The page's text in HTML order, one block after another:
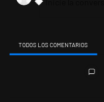
TODOS LOS COMENTARIOS